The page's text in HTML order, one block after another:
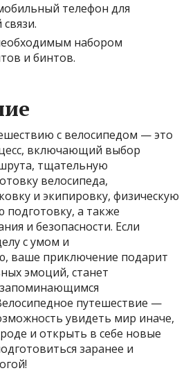
телефон для
набором
и бинтов.
с велосипедом — это
включающий выбор
тщательную
велосипеда,
и экипировку, физическую
подготовку, а также
и безопасности. Если
с умом и
ваше приключение подарит
эмоций, станет
путешествие —
увидеть мир иначе,
и открыть в себе новые
заранее и